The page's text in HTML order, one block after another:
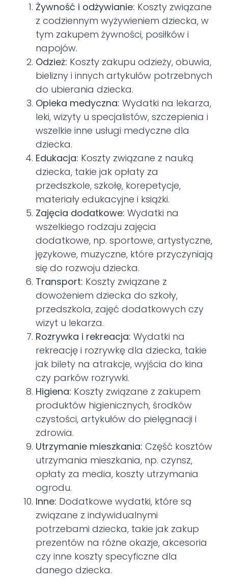
Żywność i odżywianie: Koszty związane
z codziennym wyżywieniem dziecka, w
tym zakupem żywności, posiłków i
napojów.
Odzież: Koszty zakupu odzieży, obuwia,
bielizny i innych artykułów potrzebnych
do ubierania dziecka.
Opieka medyczna: Wydatki na lekarza,
leki, wizyty u specjalistów, szczepienia i
wszelkie inne usługi medyczne dla
dziecka.
Edukacja: Koszty związane z nauką
dziecka, takie jak opłaty za
przedszkole, szkołę, korepetycje,
materiały edukacyjne i książki.
Zajęcia dodatkowe: Wydatki na
wszelkiego rodzaju zajęcia
dodatkowe, np. sportowe, artystyczne,
językowe, muzyczne, które przyczyniają
się do rozwoju dziecka.
Transport: Koszty związane z
dowożeniem dziecka do szkoły,
przedszkola, zajęć dodatkowych czy
wizyt u lekarza.
Rozrywka i rekreacja: Wydatki na
rekreację i rozrywkę dla dziecka, takie
jak bilety na atrakcje, wyjścia do kina
czy parków rozrywki.
Higiena: Koszty związane z zakupem
produktów higienicznych, środków
czystości, artykułów do pielęgnacji i
zdrowia.
Utrzymanie mieszkania: Część kosztów
utrzymania mieszkania, np. czynsz,
opłaty za media, koszty utrzymania
ogrodu.
Inne: Dodatkowe wydatki, które są
związane z indywidualnymi
potrzebami dziecka, takie jak zakup
prezentów na różne okazje, akcesoria
czy inne koszty specyficzne dla
danego dziecka.